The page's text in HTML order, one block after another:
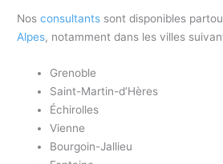
Nosconsultants sont disponibles
Alpes, notamment dans les villes
Grenoble
Saint-Martin-d’Hères
Échirolles
Vienne
Bourgoin-Jallieu